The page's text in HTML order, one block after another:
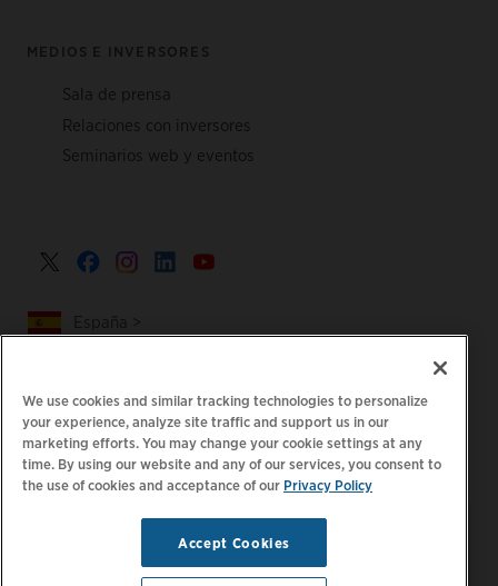
MEDIOS E INVERSORES
Sala de prensa
Relaciones con inversores
Seminarios web y eventos
España >
Política de privacidad | Tus opciones de privacidad
Aviso legal | Estado de cuenta de accesibilidad |
Código de
conducta para proveedores
| Información sobre EPR
Mantente al día.
Administrar preferencias
de correo electrónico
© 2026 ChargePoint,
reservados.
We use cookies and similar tracking technologies to personalize
your experience, analyze site traffic and support us in our
marketing efforts. You may change your cookie settings at any
time. By using our website and any of our services, you consent to
the use of cookies and acceptance of our Privacy Policy
Accept Cookies